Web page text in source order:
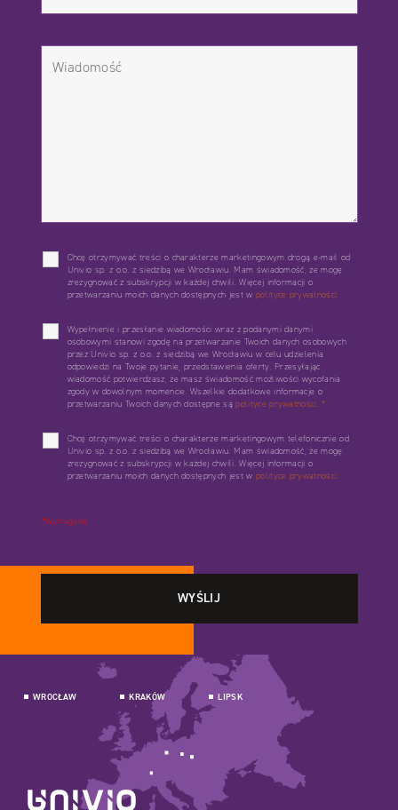
Chcę otrzymywać treści o charakterze marketingowym drogą e-mail od
Univio sp. z o.o. z siedzibą we Wrocławiu. Mam świadomość, że mogę
zrezygnować z subskrypcji w każdej chwili. Więcej informacji o
przetwarzaniu moich danych dostępnych jest w polityce prywatności.
Wypełnienie i przesłanie wiadomości wraz z podanymi danymi
osobowymi stanowi zgodę na przetwarzanie Twoich danych osobowych
przez Univio sp. z o.o. z siedzibą we Wrocławiu w celu udzielenia
odpowiedzi na Twoje pytanie, przedstawienia oferty. Przesyłając
wiadomość potwierdzasz, że masz świadomość możliwości wycofania
zgody w dowolnym momencie. Wszelkie dodatkowe informacje o
przetwarzaniu Twoich danych dostępne sąpolityce prywatności. *
Chcę otrzymywać treści o charakterze marketingowym telefonicznie od
Univio sp. z o.o. z siedzibą we Wrocławiu. Mam świadomość, że mogę
zrezygnować z subskrypcji w każdej chwili. Więcej informacji o
przetwarzaniu moich danych dostępnych jest w polityce prywatności.
*Wymagane
WROCŁAW KRAKÓW LIPSK